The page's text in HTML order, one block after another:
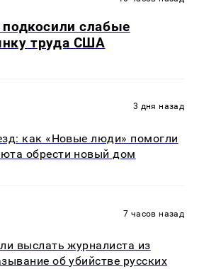
слабые
труда США
3 дня назад
как «Новые люди» помогли
обрести новый дом
7 часов назад
выслать журналиста из
об убийстве русских